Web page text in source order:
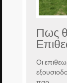
Πως
Οι